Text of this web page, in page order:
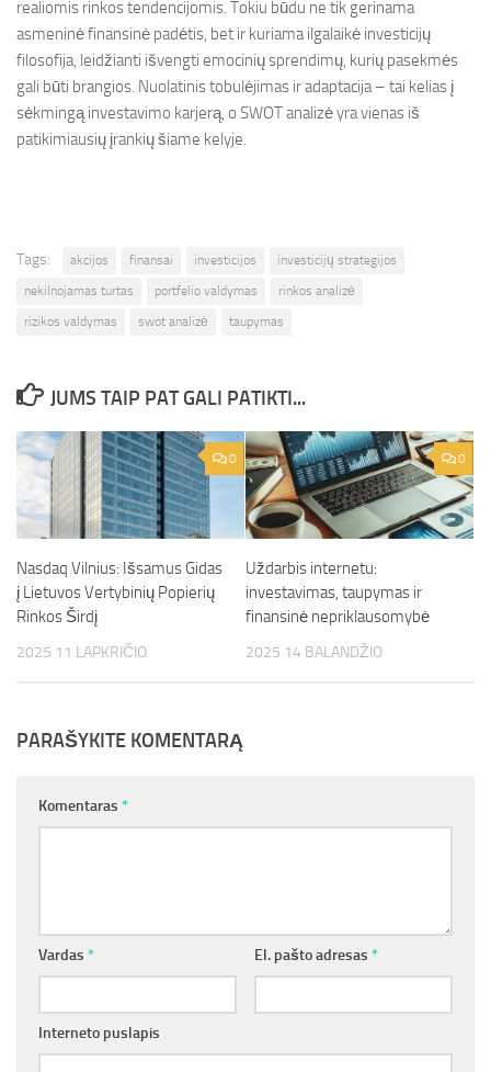
realiomis rinkos tendencijomis. Tokiu būdu ne tik gerinama
asmeninė finansinė padėtis, bet ir kuriama ilgalaikė investicijų
filosofija, leidžianti išvengti emocinių sprendimų, kurių pasekmės
gali būti brangios. Nuolatinis tobulėjimas ir adaptacija – tai kelias į
sėkmingą investavimo karjerą, o SWOT analizė yra vienas iš
patikimiausių įrankių šiame kelyje.
Tags: akcijos finansai investicijos
investicijų strategijos
nekilnojamas turtas
portfelio valdymas
rinkos analizė
rizikos valdymas
swot analizė taupymas
JUMS TAIP PAT GALI PATIKTI...
0
Nasdaq Vilnius: Išsamus Gidas
į Lietuvos Vertybinių Popierių
Rinkos Širdį
2025 11 LAPKRIČIO
0
Uždarbis internetu:
investavimas, taupymas ir
finansinė nepriklausomybė
2025 14 BALANDŽIO
PARAŠYKITE KOMENTARĄ
Komentaras *
Vardas * El. pašto adresas *
Interneto puslapis